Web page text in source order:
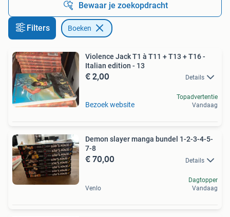
Bewaar je zoekopdracht
Filters Boeken
Violence Jack T1 à T11 + T13 + T16 -
Italian edition - 13
€ 2,00 Details
Bezoek website
Topadvertentie
Vandaag
Demon slayer manga bundel 1-2-3-4-5-
7-8
€ 70,00 Details
Venlo
Dagtopper
Vandaag